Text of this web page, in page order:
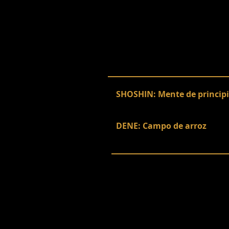
SHOSHIN: Mente de
DENE: Campo de arroz